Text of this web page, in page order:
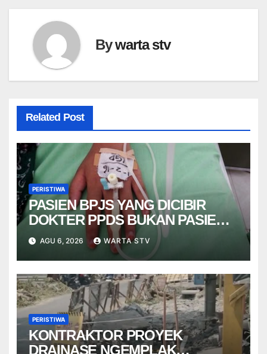
Bywarta stv
Related Post
PERISTIWA
PASIEN BPJS YANG DICIBIR
DOKTER PPDS BUKAN PASIEN
RSUP DR. SARDJITO
AGU 6, 2026 WARTA STV
PERISTIWA
KONTRAKTOR PROYEK
DRAINASE NGEMPLAK